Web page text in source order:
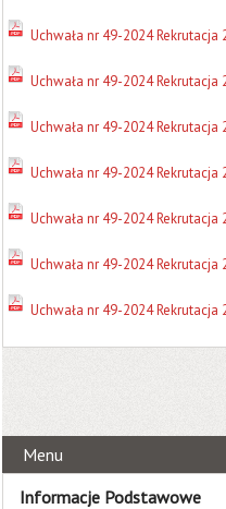
Uchwała nr 49-2024
Uchwała nr 49-2024
Uchwała nr 49-2024
Uchwała nr 49-2024
Uchwała nr 49-2024
Uchwała nr 49-2024 Rekrutacja
Uchwała nr 49-2024
Menu
Informacje Podstawowe